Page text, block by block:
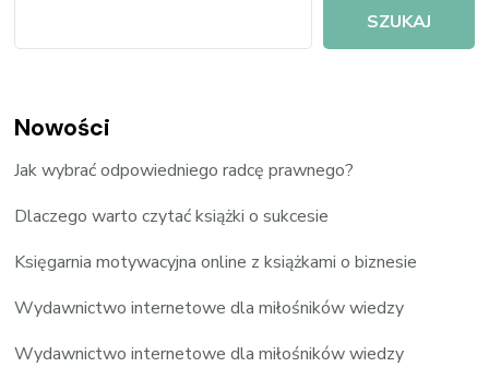
SZUKAJ
Nowości
Jak wybrać odpowiedniego radcę prawnego?
Dlaczego warto czytać książki o sukcesie
Księgarnia motywacyjna online z książkami o biznesie
Wydawnictwo internetowe dla miłośników wiedzy
Wydawnictwo internetowe dla miłośników wiedzy